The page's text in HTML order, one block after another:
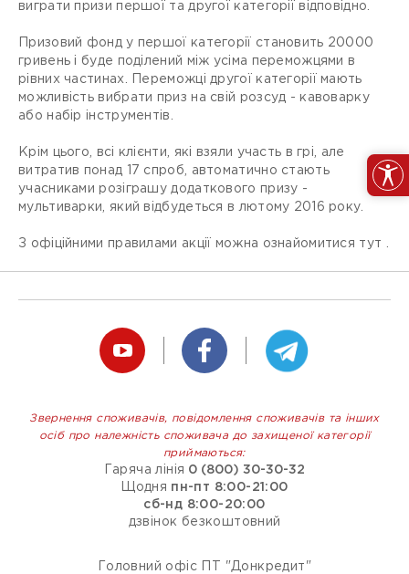
виграти призи першої та другої категорії відповідно.
Призовий фонд у першої категорії становить 20000
гривень і буде поділений між усіма переможцями в
рівних частинах. Переможці другої категорії мають
можливість вибрати приз на свій розсуд - кавоварку
або набір інструментів.
Крім цього, всі клієнти, які взяли участь в грі, але
витратив понад 17 спроб, автоматично стають
учасниками розіграшу додаткового призу -
мультиварки, який відбудеться в лютому 2016 року.
З офіційними правилами акції можна ознайомитися тут .
Звернення споживачів, повідомлення споживачів та інших
осіб про належність споживача до захищеної категорії
приймаються:
Гаряча лінія 0 (800) 30-30-32
Щодня пн-пт 8:00-21:00
сб-нд 8:00-20:00
дзвінок безкоштовний
Головний офіс ПТ "Донкредит"